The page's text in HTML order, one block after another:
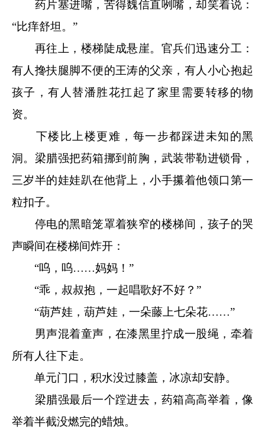
药片塞进嘴，苦得魏信直咧嘴，却笑着说：
“比痒舒坦。”
再往上，楼梯陡成悬崖。官兵们迅速分工：
有人搀扶腿脚不便的王涛的父亲，有人小心抱起
孩子，有人替潘胜花扛起了家里需要转移的物
资。
下楼比上楼更难，每一步都踩进未知的黑
洞。梁腊强把药箱挪到前胸，武装带勒进锁骨，
三岁半的娃娃趴在他背上，小手攥着他领口第一
粒扣子。
停电的黑暗笼罩着狭窄的楼梯间，孩子的哭
声瞬间在楼梯间炸开：
“呜，呜……妈妈！”
“乖，叔叔抱，一起唱歌好不好？”
“葫芦娃，葫芦娃，一朵藤上七朵花……”
男声混着童声，在漆黑里拧成一股绳，牵着
所有人往下走。
单元门口，积水没过膝盖，冰凉却安静。
梁腊强最后一个蹚进去，药箱高高举着，像
举着半截没燃完的蜡烛。